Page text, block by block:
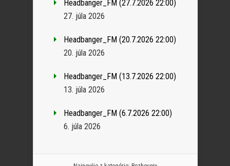
Headbanger_FM (27.7.2026 22:00)
27. júla 2026
Headbanger_FM (20.7.2026 22:00)
20. júla 2026
Headbanger_FM (13.7.2026 22:00)
13. júla 2026
Headbanger_FM (6.7.2026 22:00)
6. júla 2026